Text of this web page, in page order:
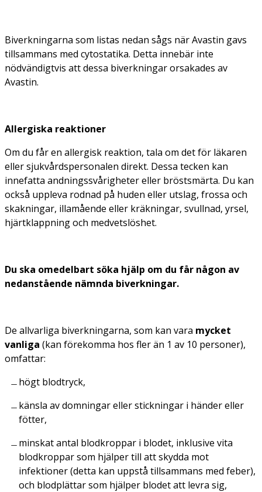
Biverkningarna som listas nedan sågs när Avastin gavs
tillsammans med cytostatika. Detta innebär inte
nödvändigtvis att dessa biverkningar orsakades av
Avastin.
Allergiska reaktioner
Om du får en allergisk reaktion, tala om det för läkaren
eller sjukvårdspersonalen direkt. Dessa tecken kan
innefatta andningssvårigheter eller bröstsmärta. Du kan
också uppleva rodnad på huden eller utslag, frossa och
skakningar, illamående eller kräkningar, svullnad, yrsel,
hjärtklappning och medvetslöshet.
Du ska omedelbart söka hjälp om du får någon av
nedanstående nämnda biverkningar.
De allvarliga biverkningarna, som kan vara mycket
vanliga (kan förekomma hos fler än 1 av 10 personer),
omfattar:
högt blodtryck,
känsla av domningar eller stickningar i händer eller
fötter,
minskat antal blodkroppar i blodet, inklusive vita
blodkroppar som hjälper till att skydda mot
infektioner (detta kan uppstå tillsammans med feber),
och blodplättar som hjälper blodet att levra sig,